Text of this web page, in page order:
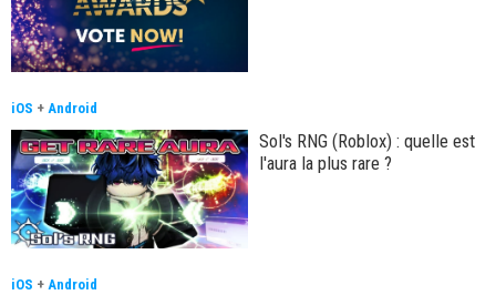
iOS + Android
Sol's RNG (Roblox) : quelle est
l'aura la plus rare ?
iOS + Android